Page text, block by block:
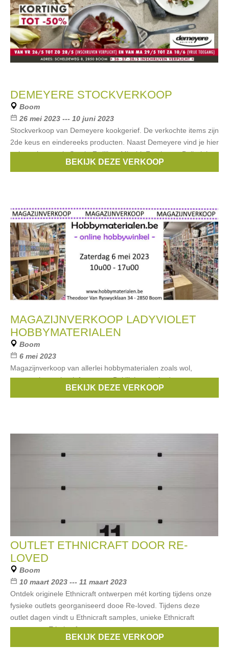
DEMEYERE STOCKVERKOOP
Boom
26 mei 2023 --- 10 juni 2023
Stockverkoop van Demeyere kookgerief. De verkochte items zijn
2de keus en eindereeks producten. Naast Demeyere vind je hier
ook merken zoals Staub, Zwilling, Miyabi, Fontignac, Ballarini,
Pyrex, Joseph&Joseph,BEKIJK DEZE VERKOOP
MAGAZIJNVERKOOP LADYVIOLET
HOBBYMATERIALEN
Boom
6 mei 2023
Magazijnverkoop van allerlei hobbymaterialen zoals wol,
garens,, knutselgerief en meer. Bekijk het aanbod op
https://hobbymaterialen.be/BEKIJK DEZE VERKOOP
OUTLET ETHNICRAFT DOOR RE-
LOVED
Boom
10 maart 2023 --- 11 maart 2023
Ontdek originele Ethnicraft ontwerpen mét korting tijdens onze
fysieke outlets georganiseerd dooe Re-loved. Tijdens deze
outlet dagen vindt u Ethnicraft samples, unieke Ethnicraft
prototypes, Ethnicraft
Ethnicraft
BEKIJK DEZE VERKOOP